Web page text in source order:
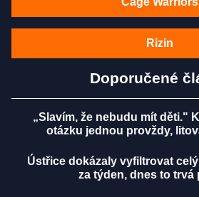
Rizin
Doporučené
„Slavím, že nebudu mít děti."
otázku jednou provždy,
Ústřice dokázaly vyfiltrovat
za týden, dnes to trvá